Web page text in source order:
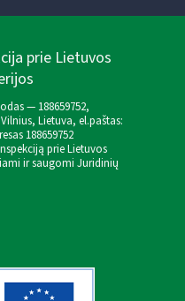
prie Lietuvos
— 188659752,
Lietuva, el.paštas:
188659752
prie Lietuvos
ir saugomi Juridinių